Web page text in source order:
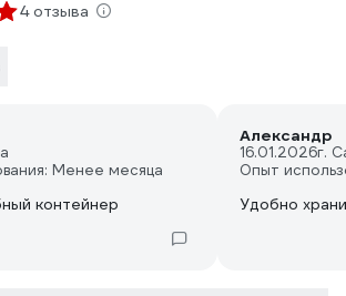
4 отзыва
Менее месяца
контейнер
Александр
16.01.2026г.
Опыт
Удобно